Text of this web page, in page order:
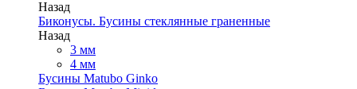
Назад
Биконусы. Бусины стеклянные граненные
Назад
3 мм
4 мм
Бусины Matubo Ginko